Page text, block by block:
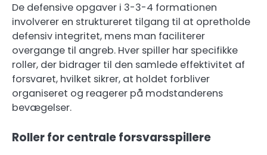
De defensive opgaver i 3-3-4 formationen
involverer en struktureret tilgang til at opretholde
defensiv integritet, mens man faciliterer
overgange til angreb. Hver spiller har specifikke
roller, der bidrager til den samlede effektivitet af
forsvaret, hvilket sikrer, at holdet forbliver
organiseret og reagerer på modstanderens
bevægelser.
Roller for centrale forsvarsspillere